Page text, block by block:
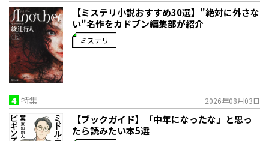
【ミステリ小説おすすめ30選】"絶対に外さな
い"名作をカドブン編集部が紹介
ミステリ
4 特集 2026年08月03日
【ブックガイド】「中年になったな」と思っ
たら読みたい本5選